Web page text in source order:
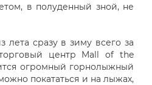
в полуденный зной, не
лета сразу в зиму всего за
центр Mall of the
огромный горнолыжный
покататься и на лыжах,